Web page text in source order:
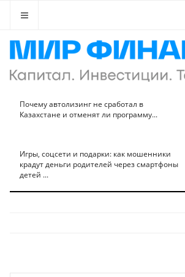
Почему автолизинг не сработал в
Казахстане и отменят ли программу...
Игры, соцсети и подарки: как мошенники
крадут деньги родителей через смартфоны
детей ...